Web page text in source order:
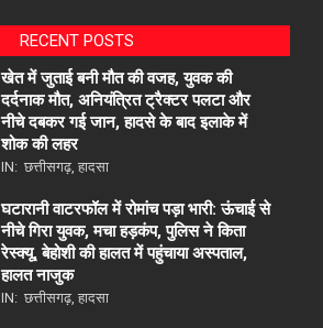
RECENT POSTS
खेत में जुताई बनी मौत की वजह, युवक की
दर्दनाक मौत, अनियंत्रित ट्रैक्टर पलटा और
नीचे दबकर गई जान, हादसे के बाद इलाके में
शोक की लहर
IN: छत्तीसगढ़ हादसा
घटारानी वाटरफॉल में रोमांच पड़ा भारी: ऊंचाई से
नीचे गिरा युवक, मचा हड़कंप, पुलिस ने किता
रेस्क्यू, बेहोशी की हालत में पहुंचाया अस्पताल,
हालत नाजुक
IN: छत्तीसगढ़ हादसा